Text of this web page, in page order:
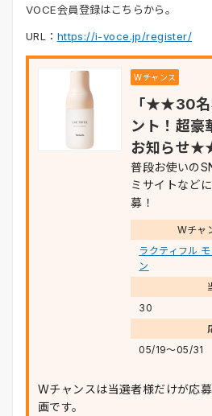
VOCE会員登録はこちらから。
URL： https://i-voce.jp/register/
Wチャンス
「★★30名
ント！超豪
お知らせ
普段お使いの
ミサイトなど
募！
Wチャ
ラクティフル
ン
30
05/19〜05/31
Wチャンスは当選者様だけが応
画です。